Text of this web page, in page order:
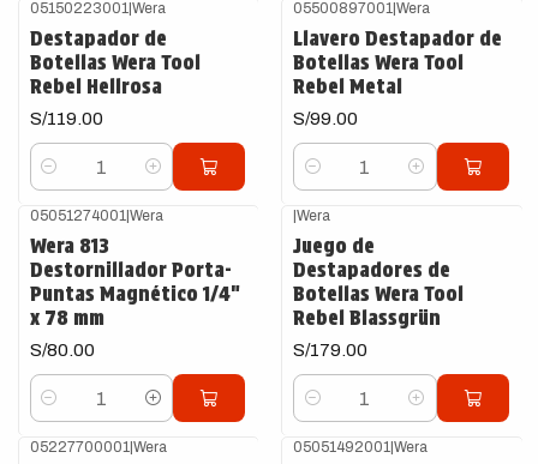
05150223001 |Wera
Destapador de
Botellas Wera Tool
Rebel Hellrosa
S/119.00
Cantidad
05500897001 |Wera
Llavero Destapador de
Botellas Wera Tool
Rebel Metal
S/99.00
Cantidad
05051274001 |Wera
Wera 813
Destornillador Porta-
Puntas Magnético 1/4"
x 78 mm
S/80.00
Cantidad
|Wera
Juego de
Destapadores de
Botellas Wera Tool
Rebel Blassgrün
S/179.00
Cantidad
05227700001 |Wera 05051492001 |Wera